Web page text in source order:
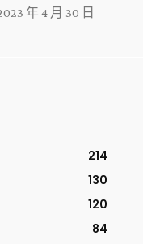
年 4 月 30 日
214
130
120
84